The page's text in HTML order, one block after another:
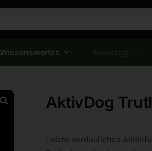
Wissenswertes
AktivDog
Leicht verdauliches